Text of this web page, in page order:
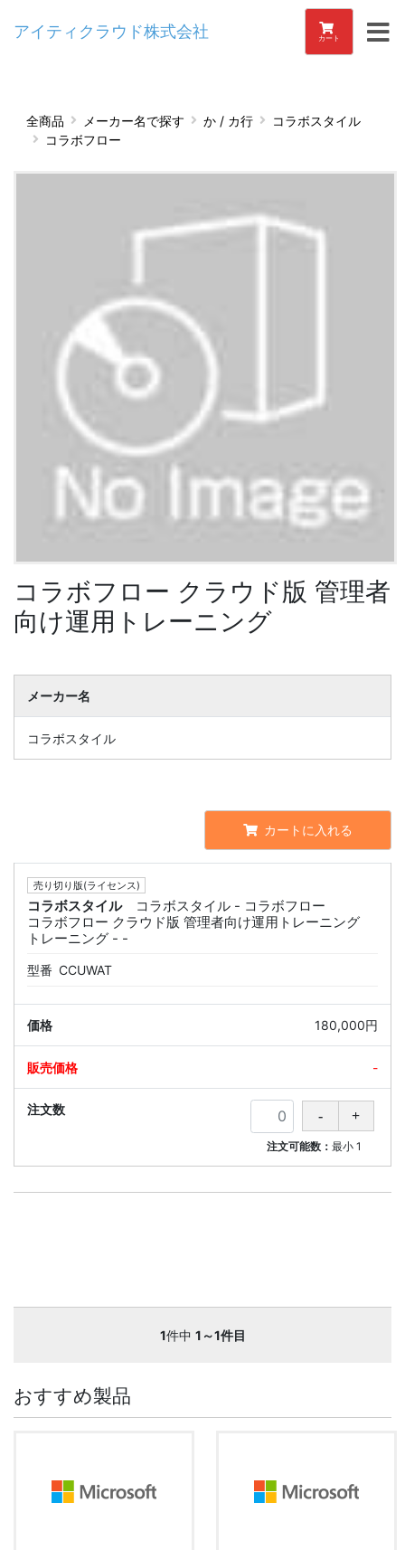
アイティクラウド株式会社 カート
全商品 メーカー名で探す か / カ行
コラボスタイル
コラボフロー
コラボフロー クラウド版 管理者
向け運用トレーニング
メーカー名
コラボスタイル
カートに入れる
売り切り版(ライセンス)
コラボスタイル
コラボスタイル - コラボフロー
コラボフロー クラウド版 管理者向け運用トレーニング
トレーニング - -
型番 CCUWAT
180,000円
-
注文可能数：最小 1
1件中 1～1件目
おすすめ製品